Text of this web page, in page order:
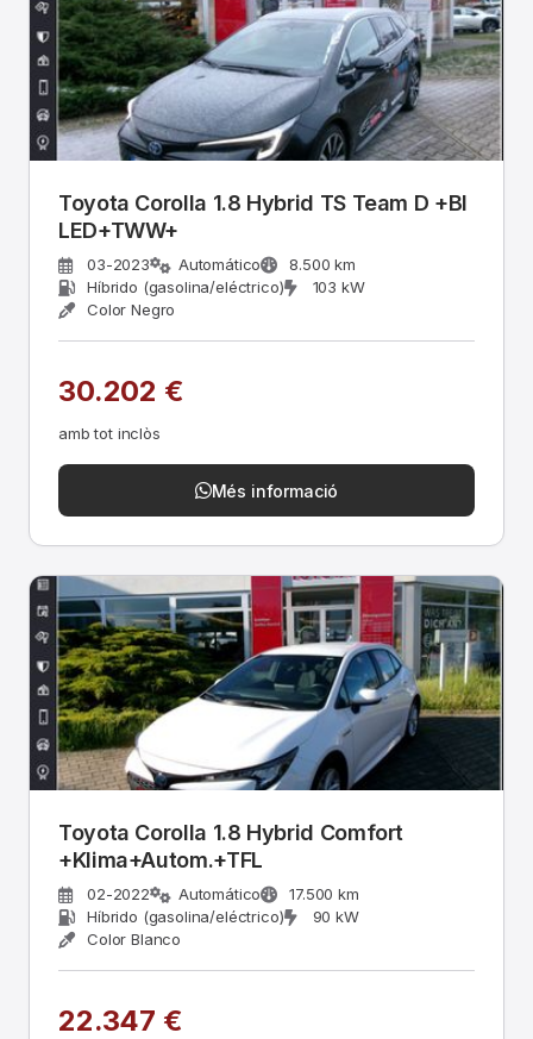
Toyota Corolla 1.8 Hybrid TS Team D +BI
LED+TWW+
03-2023 Automático
8.500 km
Híbrido (gasolina/eléctrico)
103 kW
Color Negro
30.202 €
amb tot inclòs
Més informació
Toyota Corolla 1.8 Hybrid Comfort
+Klima+Autom.+TFL
02-2022 Automático
17.500 km
Híbrido (gasolina/eléctrico)
90 kW
Color Blanco
22.347 €